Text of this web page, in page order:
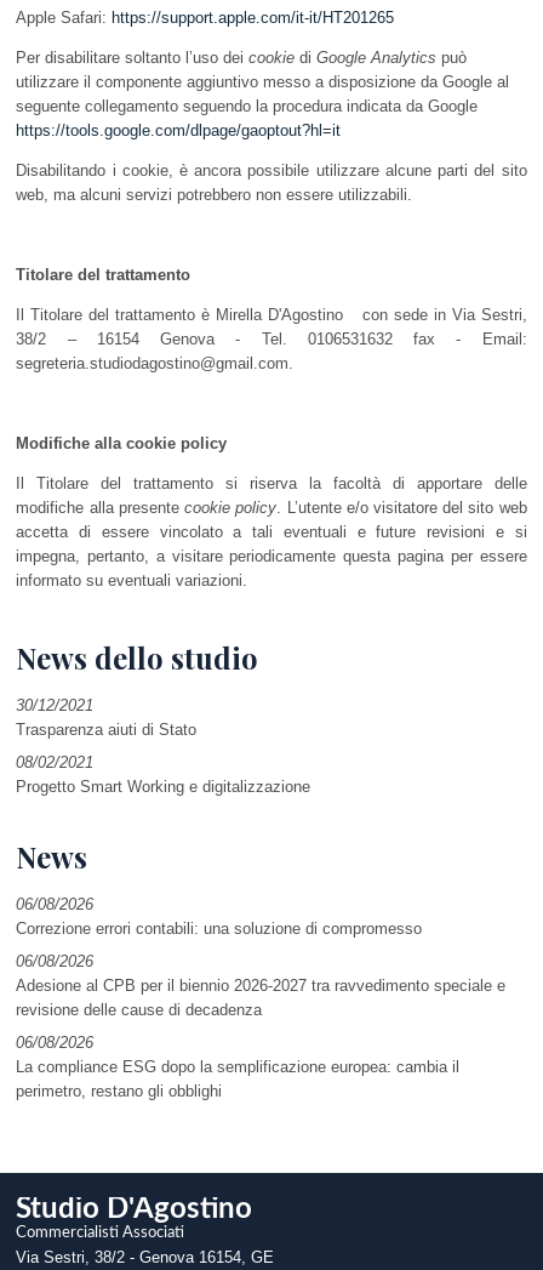
Apple Safari: https://support.apple.com/it-it/HT201265
Per disabilitare soltanto l’uso deicookiediGoogle Analyticspuò
utilizzare il componente aggiuntivo messo a disposizione da Google al
seguente collegamento seguendo la procedura indicata da Google
https://tools.google.com/dlpage/gaoptout?hl=it
Disabilitando i cookie, è ancora possibile utilizzare alcune parti del sito
web, ma alcuni servizi potrebbero non essere utilizzabili.
Titolare del trattamento
Il Titolare del trattamento è Mirella D'Agostino con sede in Via Sestri,
38/2 – 16154 Genova - Tel. 0106531632 fax - Email:
segreteria.studiodagostino@gmail.com.
Modifiche alla cookie policy
Il Titolare del trattamento si riserva la facoltà di apportare delle
modifiche alla presentecookie policy. L’utente e/o visitatore del sito web
accetta di essere vincolato a tali eventuali e future revisioni e si
impegna, pertanto, a visitare periodicamente questa pagina per essere
informato su eventuali variazioni.
News dello studio
30/12/2021
Trasparenza aiuti di Stato
08/02/2021
Progetto Smart Working e digitalizzazione
News
06/08/2026
Correzione errori contabili: una soluzione di compromesso
06/08/2026
Adesione al CPB per il biennio 2026-2027 tra ravvedimento speciale e
revisione delle cause di decadenza
06/08/2026
La compliance ESG dopo la semplificazione europea: cambia il
perimetro, restano gli obblighi
Studio D'Agostino
Commercialisti Associati
Via Sestri, 38/2 -Genova 16154,GE